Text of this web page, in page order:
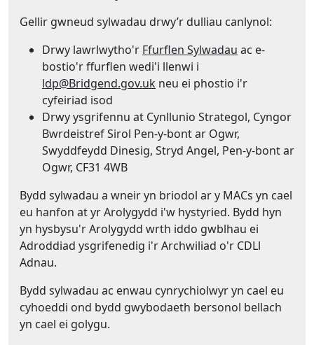
Gellir gwneud sylwadau drwy’r dulliau canlynol:
Drwy lawrlwytho'r Ffurflen Sylwadau ac e-
bostio'r ffurflen wedi'i llenwi i
ldp@Bridgend.gov.uk neu ei phostio i'r
cyfeiriad isod
Drwy ysgrifennu at Cynllunio Strategol, Cyngor
Bwrdeistref Sirol Pen-y-bont ar Ogwr,
Swyddfeydd Dinesig, Stryd Angel, Pen-y-bont ar
Ogwr, CF31 4WB
Bydd sylwadau a wneir yn briodol ar y MACs yn cael
eu hanfon at yr Arolygydd i'w hystyried. Bydd hyn
yn hysbysu'r Arolygydd wrth iddo gwblhau ei
Adroddiad ysgrifenedig i'r Archwiliad o'r CDLl
Adnau.
Bydd sylwadau ac enwau cynrychiolwyr yn cael eu
cyhoeddi ond bydd gwybodaeth bersonol bellach
yn cael ei golygu.